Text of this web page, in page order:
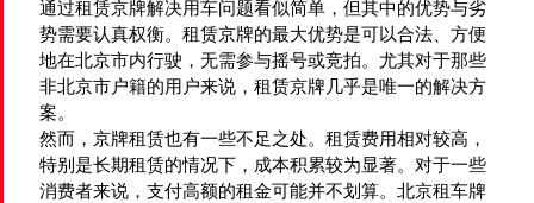
通过租赁京牌解决用车问题看似简单，但其中的优势与劣
势需要认真权衡。租赁京牌的最大优势是可以合法、方便
地在北京市内行驶，无需参与摇号或竞拍。尤其对于那些
非北京市户籍的用户来说，租赁京牌几乎是唯一的解决方
案。
然而，京牌租赁也有一些不足之处。租赁费用相对较高，
特别是长期租赁的情况下，成本积累较为显著。对于一些
消费者来说，支付高额的租金可能并不划算。北京租车牌